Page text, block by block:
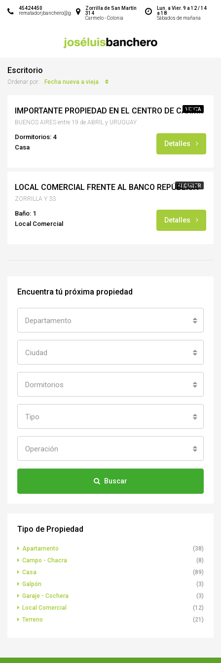
Lun. a Vier. 9 a 12 / 14
a 18
Sábados de mañana
Zorrilla de San Martín
314
Carmelo - Colonia
45424450
rematadorjbanchero@gmail.com
Escritorio
Ordenar por: Fecha nueva a vieja
VENTAIMPORTANTE PROPIEDAD EN EL CENTRO DE CARMELO
BUENOS AIRES entre 19 de ABRIL y URUGUAY
Dormitorios: 4
Casa
Detalles
ALQUILER
LOCAL COMERCIAL FRENTE AL BANCO REPÚBLICA
ZORRILLA Y 33
Baño: 1
Local Comercial
Detalles
Encuentra tú próxima propiedad
Departamento
Ciudad
Dormitorios
Tipo
Operación
Buscar
Tipo de Propiedad
Apartamento
(38)
Campo - Chacra
(8)
Casa
(89)
Galpón
(3)
Garaje - Cochera
(3)
Local Comercial
(12)
Terreno
(21)